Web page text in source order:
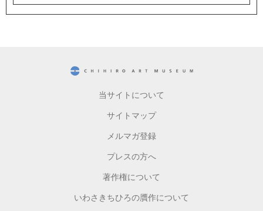
当サイトについて
サイトマップ
メルマガ登録
プレスの方へ
著作権について
いわさきちひろの贋作について